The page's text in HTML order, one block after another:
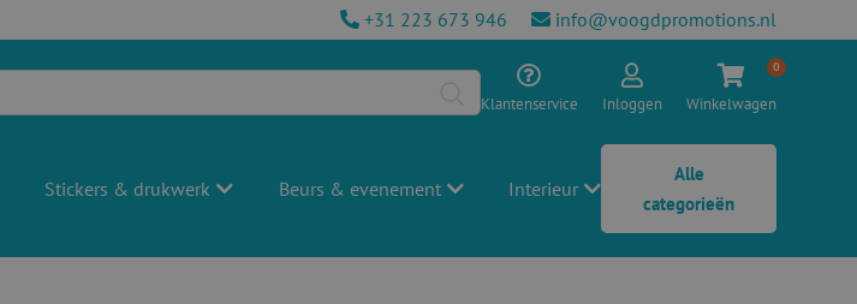
+31 223 673 946 info@voogdpromotions.nl
Klantenservice Inloggen Winkelwagen
0
Stickers & drukwerk Beurs & evenement Interieur
Alle
categorieën